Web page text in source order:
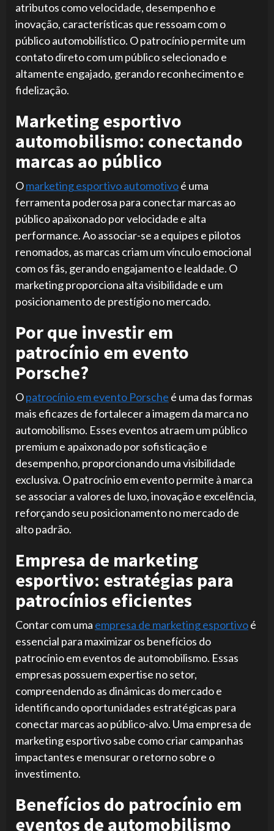
atributos como velocidade, desempenho e
inovação, características que ressoam com o
público automobilístico. O patrocínio permite um
contato direto com um público selecionado e
altamente engajado, gerando reconhecimento e
fidelização.
Marketing esportivo
automobilismo: conectando
marcas ao público
Omarketing esportivo automotivoé uma
ferramenta poderosa para conectar marcas ao
público apaixonado por velocidade e alta
performance. Ao associar-se a equipes e pilotos
renomados, as marcas criam um vínculo emocional
com os fãs, gerando engajamento e lealdade. O
marketing proporciona alta visibilidade e um
posicionamento de prestígio no mercado.
Por que investir em
patrocínio em evento
Porsche?
Opatrocínio em evento Porsche é uma das formas
mais eficazes de fortalecer a imagem da marca no
automobilismo. Esses eventos atraem um público
premium e apaixonado por sofisticação e
desempenho, proporcionando uma visibilidade
exclusiva. O patrocínio em evento permite à marca
se associar a valores de luxo, inovação e excelência,
reforçando seu posicionamento no mercado de
alto padrão.
Empresa de marketing
esportivo: estratégias para
patrocínios eficientes
Contar com uma empresa de marketing esportivoé
essencial para maximizar os benefícios do
patrocínio em eventos de automobilismo. Essas
empresas possuem expertise no setor,
compreendendo as dinâmicas do mercado e
identificando oportunidades estratégicas para
conectar marcas ao público-alvo. Uma empresa de
marketing esportivo sabe como criar campanhas
impactantes e mensurar o retorno sobre o
investimento.
Benefícios do patrocínio em
eventos de automobilismo